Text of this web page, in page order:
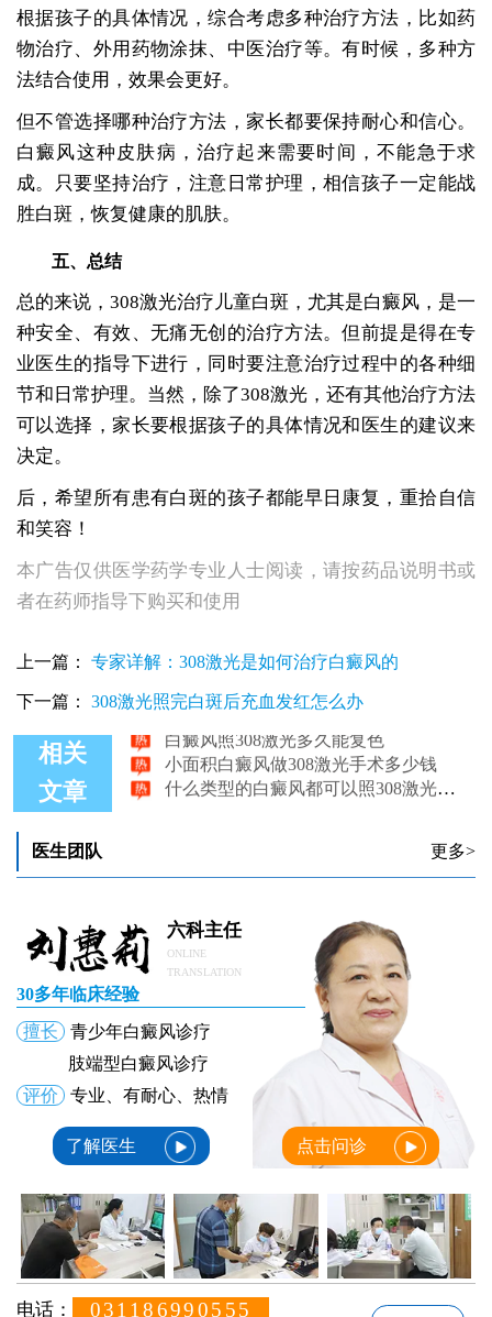
根据孩子的具体情况，综合考虑多种治疗方法，比如药
物治疗、外用药物涂抹、中医治疗等。有时候，多种方
法结合使用，效果会更好。
但不管选择哪种治疗方法，家长都要保持耐心和信心。
白癜风这种皮肤病，治疗起来需要时间，不能急于求
成。只要坚持治疗，注意日常护理，相信孩子一定能战
胜白斑，恢复健康的肌肤。
五、总结
总的来说，308激光治疗儿童白斑，尤其是白癜风，是一
种安全、有效、无痛无创的治疗方法。但前提是得在专
业医生的指导下进行，同时要注意治疗过程中的各种细
节和日常护理。当然，除了308激光，还有其他治疗方法
可以选择，家长要根据孩子的具体情况和医生的建议来
决定。
后，希望所有患有白斑的孩子都能早日康复，重拾自信
和笑容！
本广告仅供医学药学专业人士阅读，请按药品说明书或
者在药师指导下购买和使用
上一篇： 专家详解：308激光是如何治疗白癜风的
下一篇： 308激光照完白斑后充血发红怎么办
相关
文章
308激光照白斑安全吗 有用308激光治好白癜风的吗
308激光治疗白癜风到底要多久能好
小面积白癜风做308激光手术多少钱
什么类型的白癜风都可以照308激光吗？
美国进口308激光治白癜风间隔多久照一次
医生团队 更多>
六科主任
ONLINE
TRANSLATION
30多年临床经验
擅长
青少年白癜风诊疗
肢端型白癜风诊疗
评价
专业、有耐心、热情
了解医生 点击问诊
电话： 031186990555